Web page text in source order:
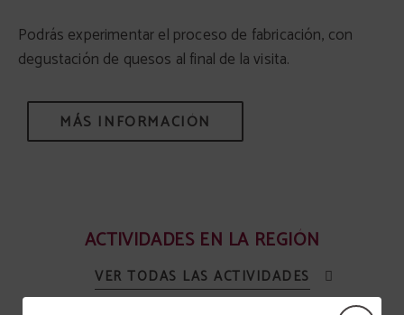
Podrás experimentar el proceso de fabricación, con
degustación de quesos al final de la visita.
MÁS INFORMACIÓN
ACTIVIDADES EN LA REGIÓN
VER TODAS LAS ACTIVIDADES